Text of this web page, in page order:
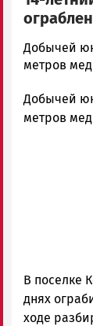
admintimur
Новости
и
Карелии
Добычей
метров
Добычей
метров
В поселке
днях
ходе